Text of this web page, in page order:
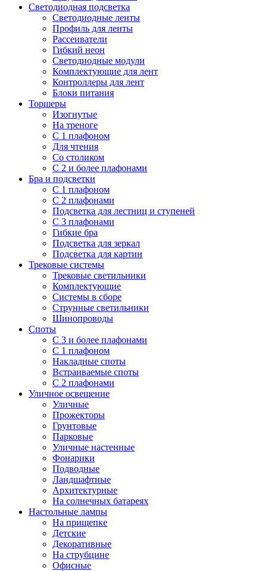
Светодиодная подсветка
Светодиодные ленты
Профиль для ленты
Рассеиватели
Гибкий неон
Светодиодные модули
Комплектующие для лент
Контроллеры для лент
Блоки питания
Торшеры
Изогнутые
На треноге
С 1 плафоном
Для чтения
Со столиком
С 2 и более плафонами
Бра и подсветки
С 1 плафоном
С 2 плафонами
Подсветка для лестниц и ступеней
С 3 плафонами
Гибкие бра
Подсветка для зеркал
Подсветка для картин
Трековые системы
Трековые светильники
Комплектующие
Системы в сборе
Струнные светильники
Шинопроводы
Споты
С 3 и более плафонами
С 1 плафоном
Накладные споты
Встраиваемые споты
С 2 плафонами
Уличное освещение
Уличные
Прожекторы
Грунтовые
Парковые
Уличные настенные
Фонарики
Подводные
Ландшафтные
Архитектурные
На солнечных батареях
Настольные лампы
На прищепке
Детские
Декоративные
На струбцине
Офисные